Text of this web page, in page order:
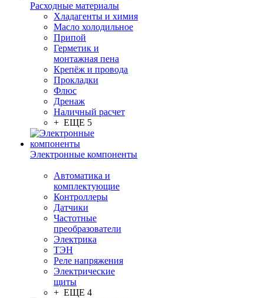
Расходные материалы
Хладагенты и химия
Масло холодильное
Припой
Герметик и
монтажная пена
Крепёж и провода
Прокладки
Флюс
Дренаж
Наличный расчет
+ ЕЩЕ 5
Электронные компоненты
Автоматика и
комплектующие
Контроллеры
Датчики
Частотные
преобразователи
Электрика
ТЭН
Реле напряжения
Электрические
щиты
+ ЕЩЕ 4